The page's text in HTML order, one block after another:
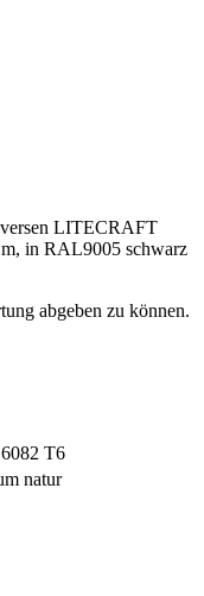
LITECRAFT
in RAL9005 schwarz
abgeben zu können.
T6
natur